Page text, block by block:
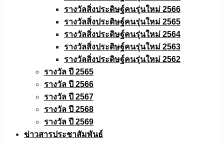
รางวัลสิ่งประดิษฐ์คนรุ่นใหม่ 2566
รางวัลสิ่งประดิษฐ์คนรุ่นใหม่ 2565
รางวัลสิ่งประดิษฐ์คนรุ่นใหม่ 2564
รางวัลสิ่งประดิษฐ์คนรุ่นใหม่ 2563
รางวัลสิ่งประดิษฐ์คนรุ่นใหม่ 2562
รางวัล ปี 2565
รางวัล ปี 2566
รางวัล ปี 2567
รางวัล ปี 2568
รางวัล ปี 2569
ข่าวสารประชาสัมพันธ์